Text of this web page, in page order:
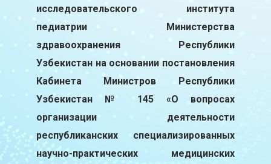
исследовательского института
педиатрии Министерства
здравоохранения Республики
Узбекистан на основании постановления
Кабинета Министров Республики
Узбекистан № 145 «О вопросах
организации деятельности
республиканских специализированных
научно-практических медицинских